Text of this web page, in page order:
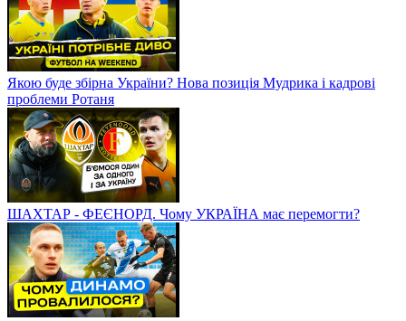
Якою буде збірна України? Нова позиція Мудрика і кадрові
проблеми Ротаня
ШАХТАР - ФЕЄНОРД. Чому УКРАЇНА має перемогти?